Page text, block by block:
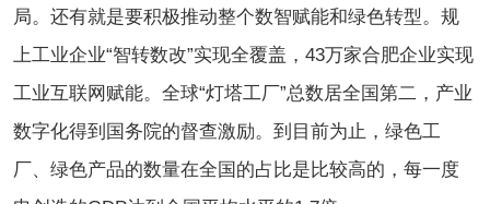
局。还有就是要积极推动整个数智赋能和绿色转型。规
上工业企业“智转数改”实现全覆盖，43万家合肥企业实现
工业互联网赋能。全球“灯塔工厂”总数居全国第二，产业
数字化得到国务院的督查激励。到目前为止，绿色工
厂、绿色产品的数量在全国的占比是比较高的，每一度